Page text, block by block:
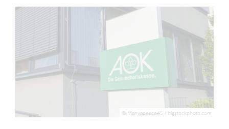
© Manyapeace45 / bigstockphoto.com